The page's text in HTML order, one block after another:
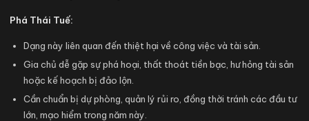
Phá Thái Tuế:
Dạng này liên quan đến thiệt hại về công việc và tài sản.
Gia chủ dễ gặp sự phá hoại, thất thoát tiền bạc, hư hỏng tài sản
hoặc kế hoạch bị đảo lộn.
Cần chuẩn bị dự phòng, quản lý rủi ro, đồng thời tránh các đầu tư
lớn, mạo hiểm trong năm này.